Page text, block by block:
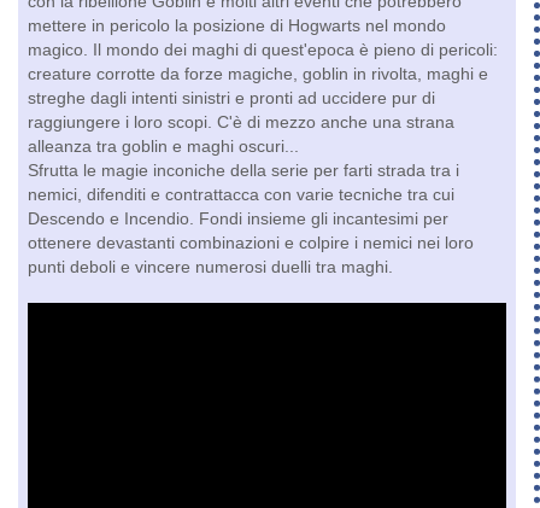
mettere in pericolo la posizione di Hogwarts nel mondo
magico. Il mondo dei maghi di quest'epoca è pieno di pericoli:
creature corrotte da forze magiche, goblin in rivolta, maghi e
streghe dagli intenti sinistri e pronti ad uccidere pur di
raggiungere i loro scopi. C'è di mezzo anche una strana
alleanza tra goblin e maghi oscuri...
Sfrutta le magie inconiche della serie per farti strada tra i
nemici, difenditi e contrattacca con varie tecniche tra cui
Descendo e Incendio. Fondi insieme gli incantesimi per
ottenere devastanti combinazioni e colpire i nemici nei loro
punti deboli e vincere numerosi duelli tra maghi.